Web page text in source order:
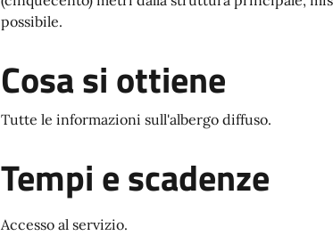
possibile.
Cosa si ottiene
Tutte le informazioni sull'albergo diffuso.
Tempi e scadenze
Accesso al servizio.